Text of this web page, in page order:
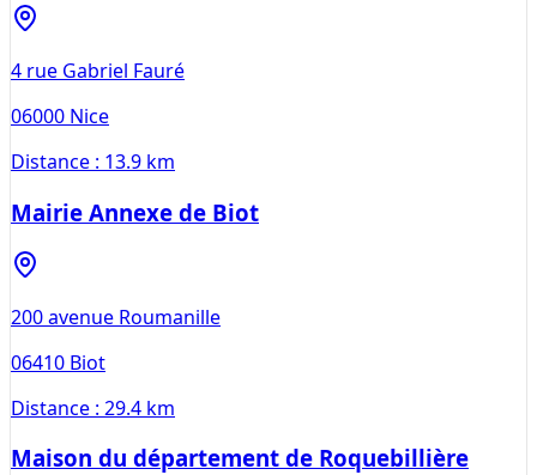
4 rue Gabriel Fauré
06000 Nice
Distance : 13.9 km
Mairie Annexe de Biot
200 avenue Roumanille
06410 Biot
Distance : 29.4 km
Maison du département de Roquebillière